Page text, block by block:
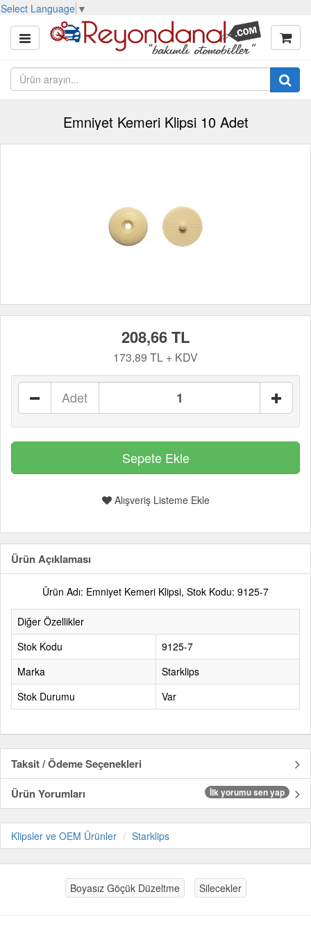
Select Language ▼
Emniyet Kemeri Klipsi 10 Adet
208,66 TL
173,89 TL + KDV
Adet
Alışveriş Listeme Ekle
Ürün Açıklaması
Ürün Adı: Emniyet Kemeri Klipsi, Stok Kodu: 9125-7
Diğer Özellikler
Stok Kodu
9125-7
Marka
Starklips
Stok Durumu
Var
Taksit / Ödeme Seçenekleri
Ürün Yorumları
İlk yorumu sen yap
Klipsler ve OEM Ürünler Starklips
Boyasız Göçük Düzeltme Silecekler